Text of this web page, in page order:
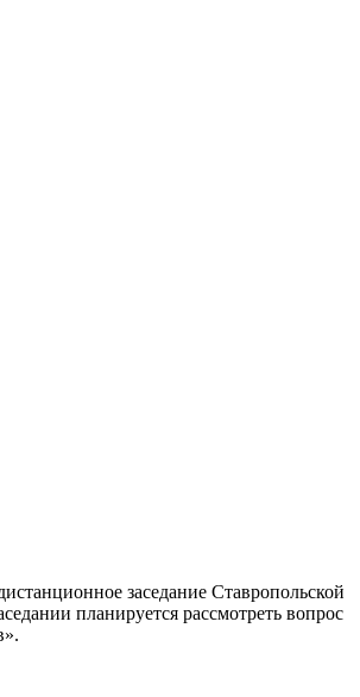
заседание Ставропольской
планируется рассмотреть вопрос